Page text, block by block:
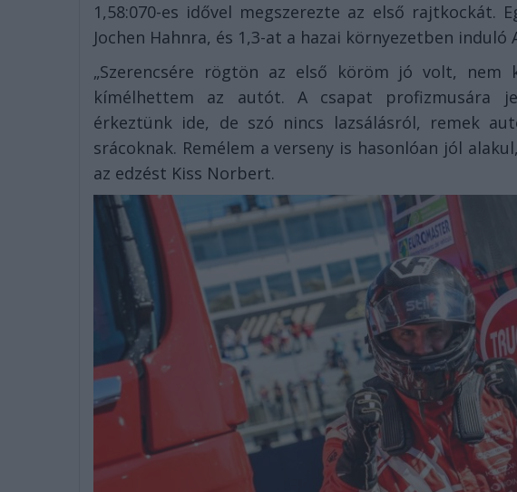
1,58:070-es idővel megszerezte az első rajtkockát.
Jochen Hahnra, és 1,3-at a hazai környezetben induló
„Szerencsére rögtön az első köröm jó volt, nem
kímélhettem az autót. A csapat profizmusára
érkeztünk ide, de szó nincs lazsálásról, remek
srácoknak. Remélem a verseny is hasonlóan jól
az edzést Kiss Norbert.